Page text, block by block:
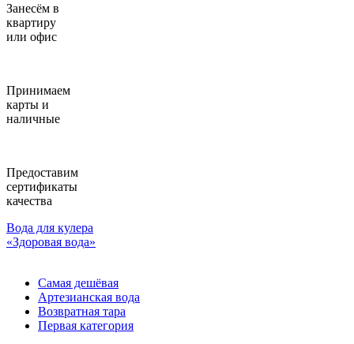
Занесём в
квартиру
или офис
Принимаем
карты и
наличные
Предоставим
сертификаты
качества
Вода для кулера
«Здоровая вода»
Самая дешёвая
Артезианская вода
Возвратная тара
Первая категория